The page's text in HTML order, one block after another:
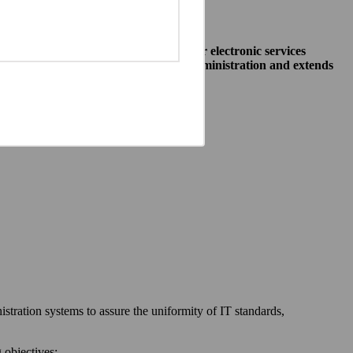
allow public institutions make their electronic services
to different systems of public administration and extends
between:
systems to assure the uniformity of IT standards,